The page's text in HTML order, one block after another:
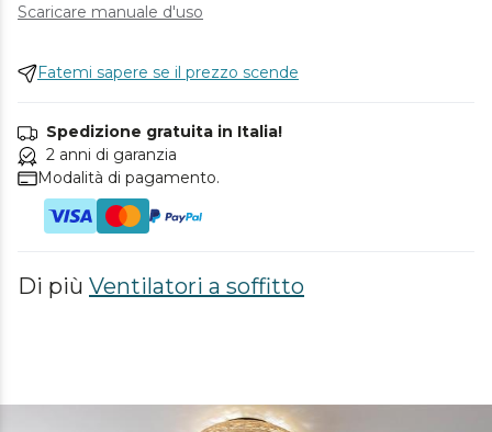
Scaricare manuale d'uso
Fatemi sapere se il prezzo scende
Spedizione gratuita in Italia!
2 anni di garanzia
Modalità di pagamento.
Di più Ventilatori a soffitto